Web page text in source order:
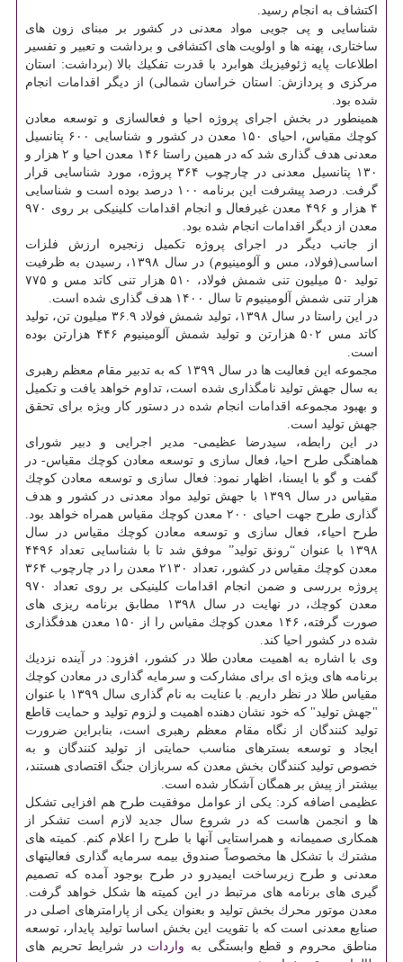
اكتشاف به انجام رسید.
شناسایی و پی جویی مواد معدنی در كشور بر مبنای زون های
ساختاری، پهنه ها و اولویت های اكتشافی و برداشت و تعبیر و تفسیر
اطلاعات پایه ژئوفیزیك هوابرد با قدرت تفكیك بالا (برداشت: استان
مركزی و پردازش: استان خراسان شمالی) از دیگر اقدامات انجام
شده بود.
همینطور در بخش اجرای پروژه احیا و فعالسازی و توسعه معادن
كوچك مقیاس، احیای ۱۵۰ معدن در كشور و شناسایی ۶۰۰ پتانسیل
معدنی هدف گذاری شد كه در همین راستا ۱۴۶ معدن احیا و ۲ هزار و
۱۳۰ پتانسیل معدنی در چارچوب ۳۶۴ پروژه، مورد شناسایی قرار
گرفت. درصد پیشرفت این برنامه ۱۰۰ درصد بوده است و شناسایی
۴ هزار و ۴۹۶ معدن غیرفعال و انجام اقدامات كلینیكی بر روی ۹۷۰
معدن از دیگر اقدامات انجام شده بود.
از جانب دیگر در اجرای پروژه تكمیل زنجیره ارزش فلزات
اساسی(فولاد، مس و آلومینیوم) در سال ۱۳۹۸، رسیدن به ظرفیت
تولید ۵۰ میلیون تنی شمش فولاد، ۵۱۰ هزار تنی كاتد مس و ۷۷۵
هزار تنی شمش آلومینیوم تا سال ۱۴۰۰ هدف گذاری شده است.
در این راستا در سال ۱۳۹۸، تولید شمش فولاد ۳۶.۹ میلیون تن، تولید
كاتد مس ۵۰۲ هزارتن و تولید شمش آلومینیوم ۴۴۶ هزارتن بوده
است.
مجموعه این فعالیت ها در سال ۱۳۹۹ كه به تدبیر مقام معظم رهبری
به سال جهش تولید نامگذاری شده است، تداوم خواهد یافت و تكمیل
و بهبود مجموعه اقدامات انجام شده در دستور كار ویژه برای تحقق
جهش تولید است.
در این رابطه، سیدرضا عظیمی- مدیر اجرایی و دبیر شورای
هماهنگی طرح احیا، فعال سازی و توسعه معادن كوچك مقیاس- در
گفت و گو با ایسنا، اظهار نمود: فعال سازی و توسعه معادن كوچك
مقیاس در سال ۱۳۹۹ با جهش تولید مواد معدنی در كشور و هدف
گذاری طرح جهت احیای ۲۰۰ معدن كوچك مقیاس همراه خواهد بود.
طرح احیاء، فعال سازی و توسعه معادن كوچك مقیاس در سال
۱۳۹۸ با عنوان “رونق تولید” موفق شد تا با شناسایی تعداد ۴۴۹۶
معدن كوچك مقیاس در كشور، تعداد ۲۱۳۰ معدن را در چارچوب ۳۶۴
پروژه بررسی و ضمن انجام اقدامات كلینیكی بر روی تعداد ۹۷۰
معدن كوچك، در نهایت در سال ۱۳۹۸ مطابق برنامه ریزی های
صورت گرفته، ۱۴۶ معدن كوچك مقیاس را از ۱۵۰ معدن هدفگذاری
شده در كشور احیا كند.
وی با اشاره به اهمیت معادن طلا در كشور، افزود: در آینده نزدیك
برنامه های ویژه ای برای مشاركت و سرمایه گذاری در معادن كوچك
مقیاس طلا در نظر داریم. با عنایت به نام گذاری سال ۱۳۹۹ با عنوان
"جهش تولید" كه خود نشان دهنده اهمیت و لزوم تولید و حمایت قاطع
تولید كنندگان از نگاه مقام معظم رهبری است، بنابراین ضرورت
ایجاد و توسعه بسترهای مناسب حمایتی از تولید كنندگان و به
خصوص تولید كنندگان بخش معدن كه سربازان جنگ اقتصادی هستند،
بیشتر از پیش بر همگان آشكار شده است.
عظیمی اضافه كرد: یكی از عوامل موفقیت طرح هم افزایی تشكل
ها و انجمن هاست كه در شروع سال جدید لازم است تشكر از
همكاری صمیمانه و همراستایی آنها با طرح را اعلام كنم. كمیته های
مشترك با تشكل ها مخصوصاً صندوق بیمه سرمایه گذاری فعالیتهای
معدنی و طرح زیرساخت ایمیدرو در طرح بوجود آمده كه تصمیم
گیری های برنامه های مرتبط در این كمیته ها شكل خواهد گرفت.
معدن موتور محرك بخش تولید و بعنوان یكی از پارامترهای اصلی در
صنایع معدنی است كه با تقویت این بخش اساسا تولید پایدار، توسعه
مناطق محروم و قطع وابستگی به واردات در شرایط تحریم های